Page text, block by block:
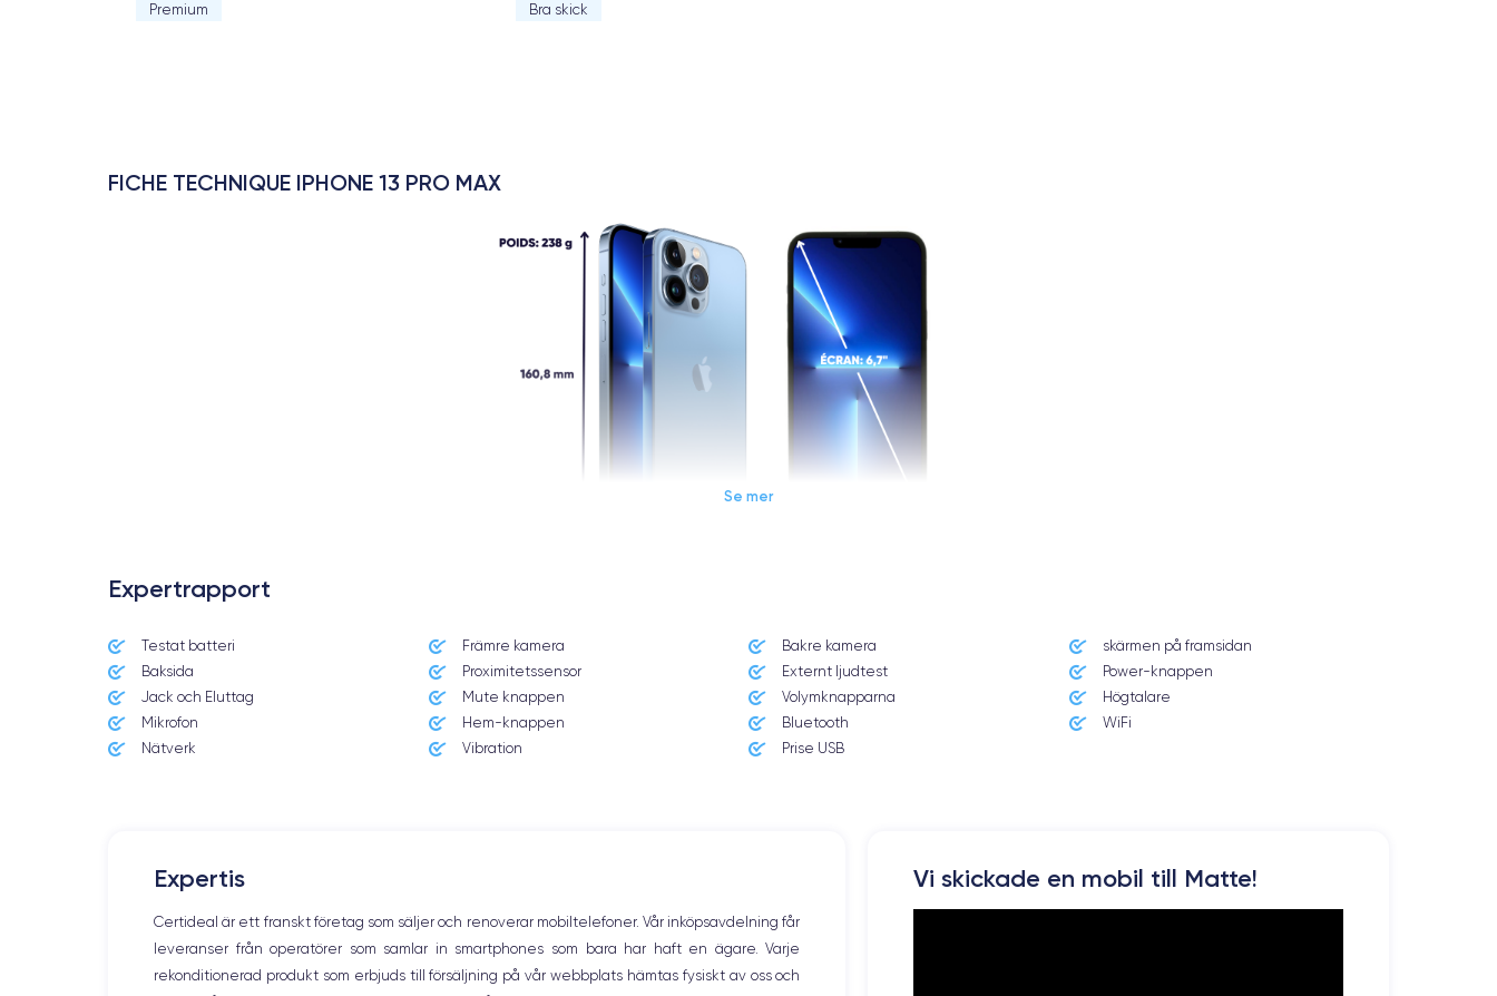
Premium Bra skick
FICHE TECHNIQUE IPHONE 13 PRO MAX
Date de sortie
14/09/2021
Système exploitation
iOS (iOS 16)
Dimensions
160.8×78.1×7.65 mm
Poids
238 g
Puce A15 Bionic
Nombre de cœurs
6
Se mer
Expertrapport
Testat batteri Främre kamera Bakre kamera
skärmen på framsidan
Baksida
Proximitetssensor Externt ljudtest
Power-knappen
Jack och Eluttag
Mute knappen Volymknapparna
Högtalare
Mikrofon
Hem-knappen Bluetooth
WiFi
Nätverk
Vibration Prise USB
Expertis
Certideal är ett franskt företag som säljer och renoverar mobiltelefoner. Vår inköpsavdelning får
leveranser från operatörer som samlar in smartphones som bara har haft en ägare. Varje
rekonditionerad produkt som erbjuds till försäljning på vår webbplats hämtas fysiskt av oss och
Vi skickade en mobil till Matte!